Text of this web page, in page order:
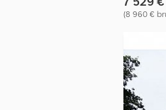
(8 960 €